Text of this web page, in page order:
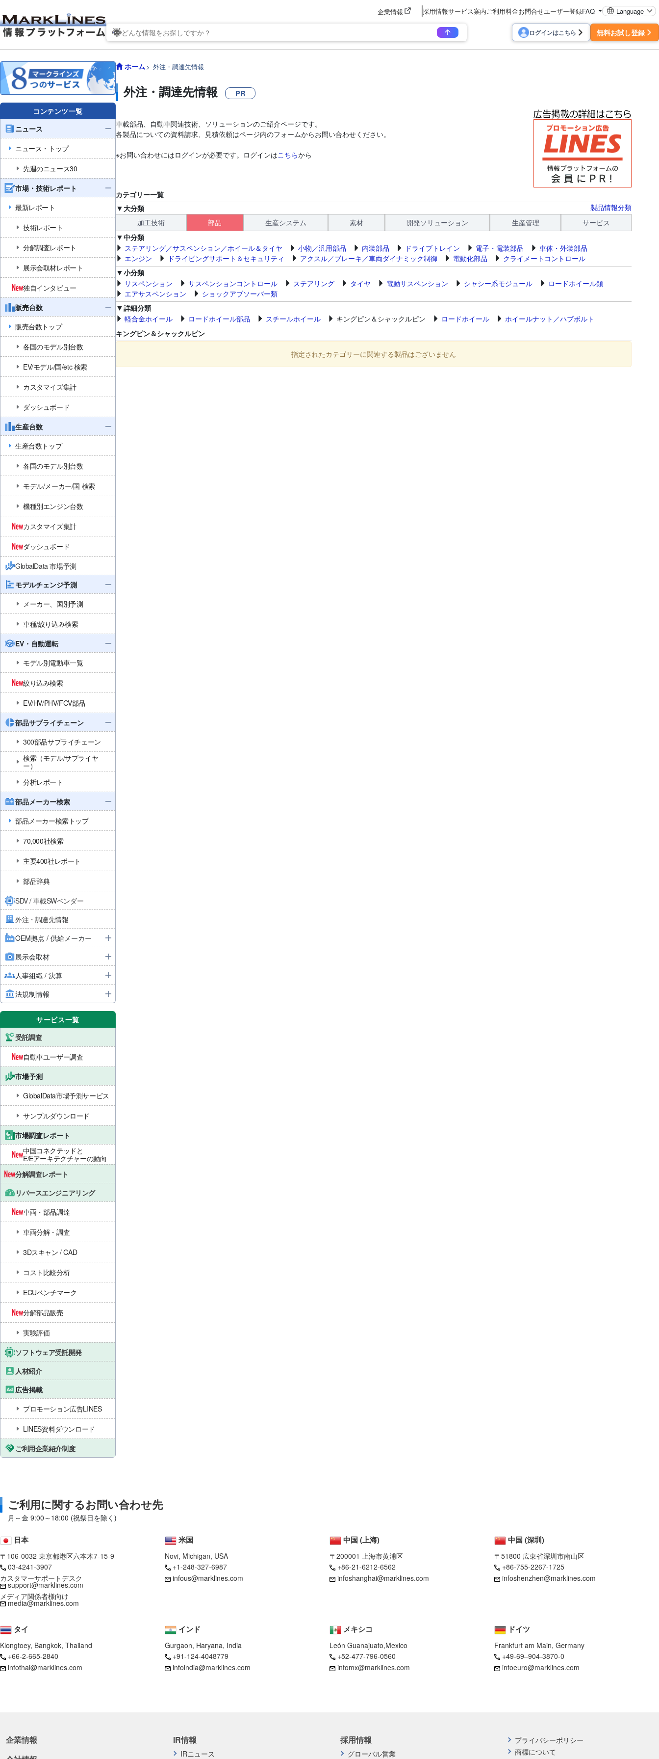
企業情報 採用情報サービス案内 ご利用料金お問合せユーザー登録FAQ Language
ログインはこちら 無料お試し登録
コンテンツ一覧
ニュース
ニュース・トップ
先週のニュース30
市場・技術レポート
最新レポート
技術レポート
分解調査レポート
展示会取材レポート
独自インタビュー
販売台数
販売台数トップ
各国のモデル別台数
EV/モデル/国/etc 検索
カスタマイズ集計
ダッシュボード
生産台数
生産台数トップ
各国のモデル別台数
モデル/メーカー/国 検索
機種別エンジン台数
カスタマイズ集計
ダッシュボード
GlobalData 市場予測
モデルチェンジ予測
メーカー、国別予測
車種/絞り込み検索
EV・自動運転
モデル別電動車一覧
絞り込み検索
EV/HV/PHV/FCV部品
部品サプライチェーン
300部品サプライチェーン
検索（モデル/サプライヤ
ー）
分析レポート
部品メーカー検索
部品メーカー検索トップ
70,000社検索
主要400社レポート
部品辞典
SDV / 車載SWベンダー
外注・調達先情報
OEM拠点 / 供給メーカー
展示会取材
人事組織 / 決算
法規制情報
サービス一覧
受託調査
自動車ユーザー調査
市場予測
GlobalData市場予測サービス
サンプルダウンロード
市場調査レポート
中国コネクテッドと
E/Eアーキテクチャーの動向
分解調査レポート
リバースエンジニアリング
車両・部品調達
車両分解・調査
3Dスキャン / CAD
コスト比較分析
ECUベンチマーク
分解部品販売
実験評価
ソフトウェア受託開発
人材紹介
広告掲載
プロモーション広告LINES
LINES資料ダウンロード
ご利用企業紹介制度
ホーム 外注・調達先情報
外注・調達先情報 PR
車載部品、自動車関連技術、ソリューションのご紹介ページです。
各製品についての資料請求、見積依頼はページ内のフォームからお問い合わせください。
※お問い合わせにはログインが必要です。ログインはこちらから
カテゴリー一覧
製品情報分類
大分類
加工技術
部品 生産システム 素材 開発ソリューション 生産管理
サービス
中分類
ステアリング／サスペンション／ホイール＆タイヤ
小物／汎用部品 内装部品 ドライブトレイン 電子・電装部品
車体・外装部品
エンジン
ドライビングサポート＆セキュリティ アクスル／ブレーキ／車両ダイナミック制御 電動化部品
クライメートコントロール
小分類
サスペンション
サスペンションコントロール ステアリング タイヤ 電動サスペンション シャシー系モジュール
ロードホイール類
エアサスペンション
ショックアブソーバー類
詳細分類
軽合金ホイール
ロードホイール部品 スチールホイール キングピン＆シャックルピン ロードホイール
ホイールナット／ハブボルト
キングピン＆シャックルピン
指定されたカテゴリーに関連する製品はございません
ご利用に関するお問い合わせ先
月～金 9:00～18:00 (祝祭日を除く)
日本
〒106-0032 東京都港区六本木7-15-9
03-4241-3907
カスタマーサポートデスク
support@marklines.com
メディア関係者様向け
media@marklines.com
米国
Novi, Michigan, USA
+1-248-327-6987
infous@marklines.com
メキシコ
León Guanajuato,Mexico
+52-477-796-0560
infomx@marklines.com
ドイツ
Frankfurt am Main, Germany
+49-69–904-3870-0
infoeuro@marklines.com
中国 (上海)
〒200001 上海市黄浦区
+86-21-6212-6562
infoshanghai@marklines.com
中国 (深圳)
〒51800 広東省深圳市南山区
+86-755-2267-1725
infoshenzhen@marklines.com
タイ
Klongtoey, Bangkok, Thailand
+66-2-665-2840
infothai@marklines.com
インド
Gurgaon, Haryana, India
+91-124-4048779
infoindia@marklines.com
企業情報
プライバシーポリシー
商標について
採用情報
グローバル営業
IR情報
IRニュース